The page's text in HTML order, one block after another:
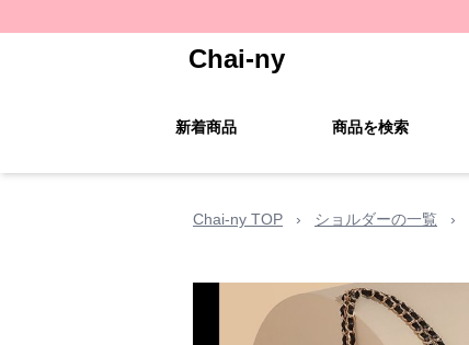
Chai-ny
新着商品 商品を検索
Chai-ny TOP › ショルダーの一覧 ›